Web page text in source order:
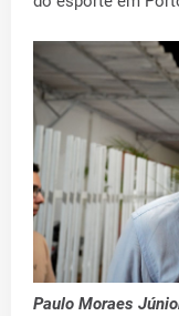
Paulo Moraes